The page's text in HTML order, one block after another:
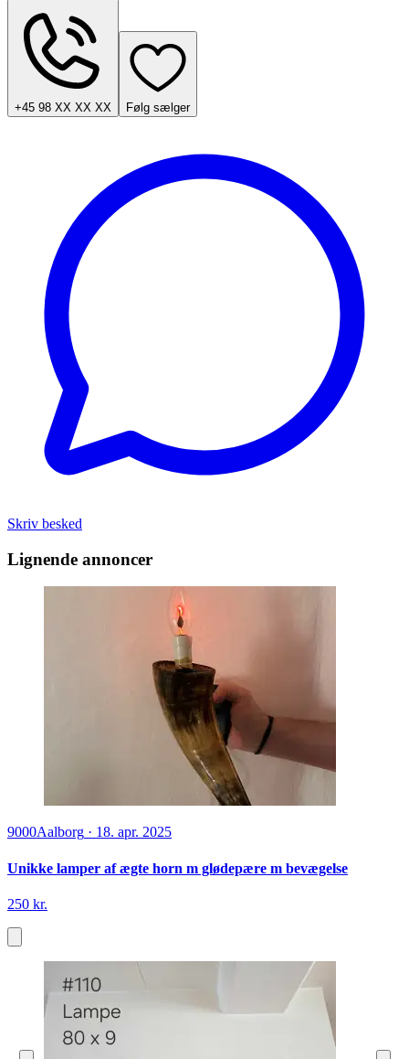
+45 98 XX XX XX Følg sælger
Skriv besked
Lignende annoncer
9000Aalborg · 18. apr. 2025
Unikke lamper af ægte horn m glødepære m bevægelse
250 kr.